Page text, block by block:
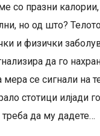
со празни
но од што?
и физички
да го
се сигнали на
стотици илјади
да му дадете…